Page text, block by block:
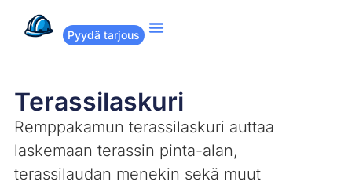
Pyydä tarjous
Terassilaskuri
Remppakamun terassilaskuri auttaa
laskemaan terassin pinta-alan,
terassilaudan menekin sekä muut